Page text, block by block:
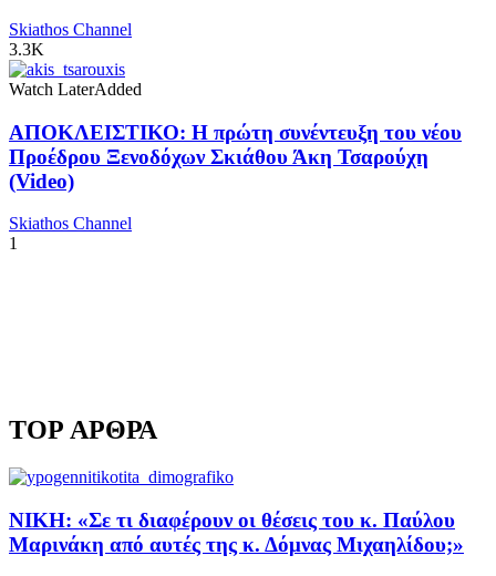
Skiathos Channel
3.3K
Watch LaterAdded
ΑΠΟΚΛΕΙΣΤΙΚΟ: Η πρώτη συνέντευξη του νέου
Προέδρου Ξενοδόχων Σκιάθου Άκη Τσαρούχη
(Video)
Skiathos Channel
1
TOP ΑΡΘΡΑ
ΝΙΚΗ: «Σε τι διαφέρουν οι θέσεις του κ. Παύλου
Μαρινάκη από αυτές της κ. Δόμνας Μιχαηλίδου;»